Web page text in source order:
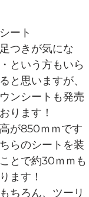
ート
つきが気にな
という方もいら
と思いますが、
ンシートも発売
ります！
が850ｍｍです
らのシートを装
とで約30ｍｍも
ます！
ちろん、ツーリ